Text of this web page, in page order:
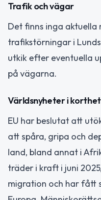
Trafik och vägar
Det finns inga
trafikstörningar i
utkik efter eventuella
på vägarna.
Världsnyheter i
EU har beslutat att
att spåra, gripa och
land, bland annat i
träder i kraft i juni
migration och har fått